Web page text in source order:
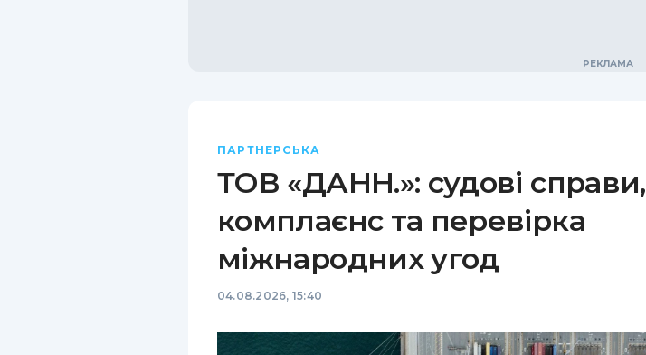
ПАРТНЕРСЬКА
ТОВ «ДАНН.»: судові справи,
комплаєнс та перевірка
міжнародних угод
04.08.2026, 15:40